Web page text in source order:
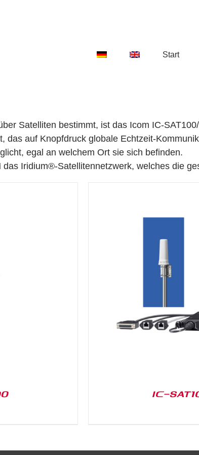
Start
Satelliten bestimmt, ist das Icom IC-
das auf Knopfdruck globale Echtzeit-
egal an welchem Ort sie sich befinden.
das Iridium®-Satellitennetzwerk, welches die
IC-